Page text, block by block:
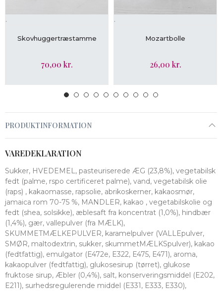
LÆG I KURV
.
Skovhuggertræstamme
70,00 kr.
LÆG I KURV
.
Mozartbolle
26,00 kr.
PRODUKTINFORMATION
VAREDEKLARATION
Sukker, HVEDEMEL, pasteuriserede ÆG (23,8%), vegetabilsk
fedt (palme, rspo certificeret palme), vand, vegetabilsk olie
(raps) , kakaomasse, rapsolie, abrikoskerner, kakaosmør,
jamaica rom 70-75 %, MANDLER, kakao , vegetabilskolie og
fedt (shea, solsikke), æblesaft fra koncentrat (1,0%), hindbær
(1,4%), gær, vallepulver (fra MÆLK),
SKUMMETMÆLKEPULVER, karamelpulver (VALLEpulver,
SMØR, maltodextrin, sukker, skummetMÆLKSpulver), kakao
(fedtfattig), emulgator (E472e, E322, E475, E471), aroma,
kakaopulver (fedtfattig), glukosesirup (tørret), glukose
fruktose sirup, Æbler (0,4%), salt, konserveringsmiddel (E202,
E211), surhedsregulerende middel (E331, E333, E330),